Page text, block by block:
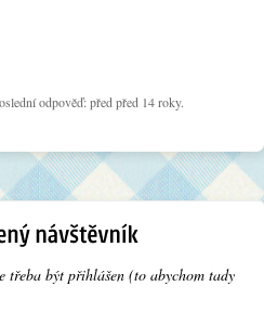
odpověď: před před 14 roky.
být přihlášen (to abychom tady